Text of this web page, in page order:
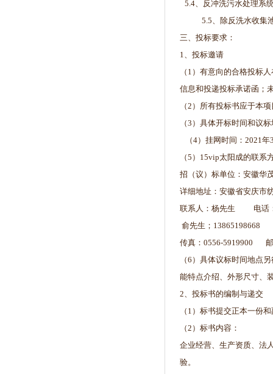
5.4、反冲洗污水处理系
5.5、除反洗水收集
三、投标要求：
1、投标邀请
（1）有意向的合格投标
信息和投递投标承诺函；
（2）所有投标书应于本
（3）具体开标时间和议
（4）挂网时间：2021年
（5）15vip太阳成的联系
招（议）标单位：安徽华
详细地址：安徽省安庆市
联系人：杨先生 电话
俞先生；13865198668
传真：0556-5919900 邮
（6）具体议标时间地点
能特点介绍、外形尺寸、
2、投标书的编制与递交
（1）标书提交正本一份
（2）标书内容：
企业经营、生产资质、法
验。